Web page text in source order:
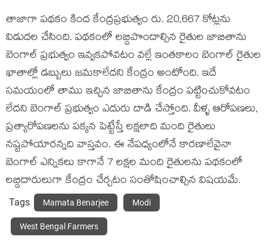
తాజాగా పథకం కింద కేంద్రప్రభుత్వం రు. 20,667 కోట్లను
విడుదల చేసింది. పథకంలో లబ్దిపొందాల్సిన రైతుల జాబితాను
బెంగాల్ ప్రభుత్వం ఇవ్వకపోవటం వల్లే ఇంతకాలం బెంగాల్ రైతుల
ఖాతాల్లో డబ్బులు జమకాలేదని కేంద్రం అంటోంది. ఇదే
సమయంలో తాము ఇచ్చిన జాబితాను కేంద్రం పట్టించుకోవటం
లేదని బెంగాల్ ప్రభుత్వం ఎదురు దాడి చేస్తోంది. వీళ్ళ ఆరోపణలు,
ప్రత్యారోపణలను పక్కన పెట్టేస్తే లక్షలాది మంది రైతులు
నష్టపోయారన్నది వాస్తవం. ఈ నేపధ్యంలోనే కారణాలేవైనా
బెంగాల్ ఎన్నికలు కాగానే 7 లక్షల మంది రైతులను పథకంలో
లబ్దిదారులుగా కేంద్రం చేర్చటం సంతోషించాల్సిన విషయమే.
Tags Mamata Benarjee Modi
West Bengal Farmers